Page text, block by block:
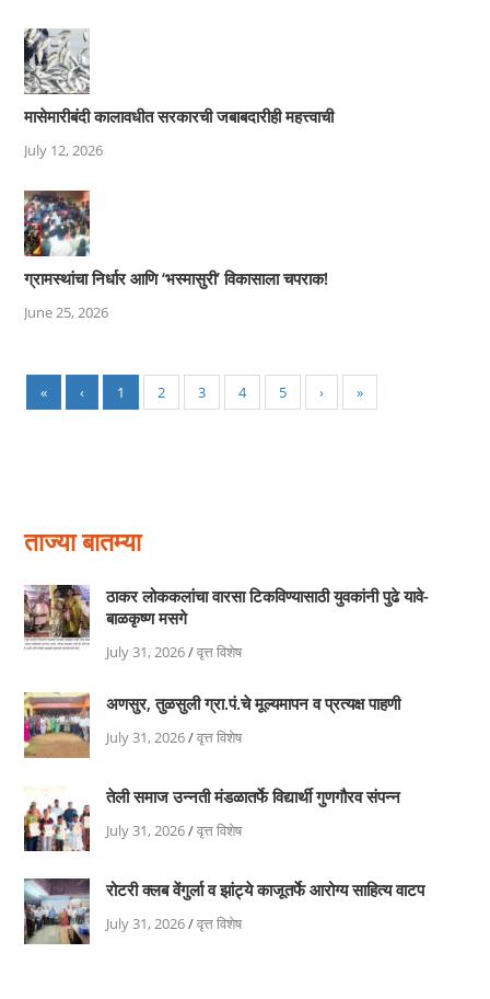
मासेमारीबंदी कालावधीत सरकारची जबाबदारीही महत्त्वाची
July 12, 2026
ग्रामस्थांचा निर्धार आणि ‘भस्मासुरी’ विकासाला चपराक!
June 25, 2026
« ‹ 1 2 3 4 5 › »
ताज्या बातम्या
ठाकर लोककलांचा वारसा टिकविण्यासाठी युवकांनी पुढे यावे-
बाळकृष्ण मसगे
July 31, 2026/वृत्त विशेष
अणसुर, तुळसुली ग्रा.पं.चे मूल्यमापन व प्रत्यक्ष पाहणी
July 31, 2026/वृत्त विशेष
तेली समाज उन्नती मंडळातर्फे विद्यार्थी गुणगौरव संपन्न
July 31, 2026/वृत्त विशेष
रोटरी क्लब वेंगुर्ला व झांट्ये काजूतर्फे आरोग्य साहित्य वाटप
July 31, 2026/वृत्त विशेष